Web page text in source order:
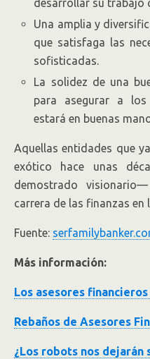
desarrollar su trabajo
Una amplia y
que satisfaga las
sofisticadas.
La solidez de una
para asegurar a
estará en buenas
Aquellas entidades que
exótico hace unas
demostrado
carrera de las finanzas en
Fuente:
Más información:
Los asesores
Rebaños de Asesores
¿Los robots nos dejarán